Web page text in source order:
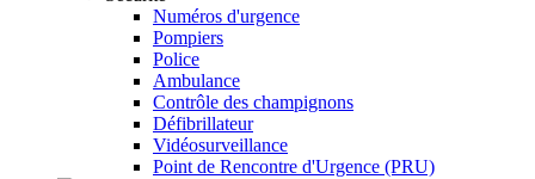
Numéros d'urgence
Pompiers
Police
Ambulance
Contrôle des champignons
Défibrillateur
Vidéosurveillance
Point de Rencontre d'Urgence (PRU)